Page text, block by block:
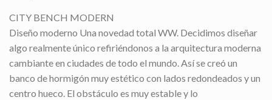
CITY BENCH MODERN
Diseño moderno Una novedad total WW. Decidimos diseñar
algo realmente único refiriéndonos a la arquitectura moderna
cambiante en ciudades de todo el mundo. Así se creó un
banco de hormigón muy estético con lados redondeados y un
centro hueco. El obstáculo es muy estable y lo